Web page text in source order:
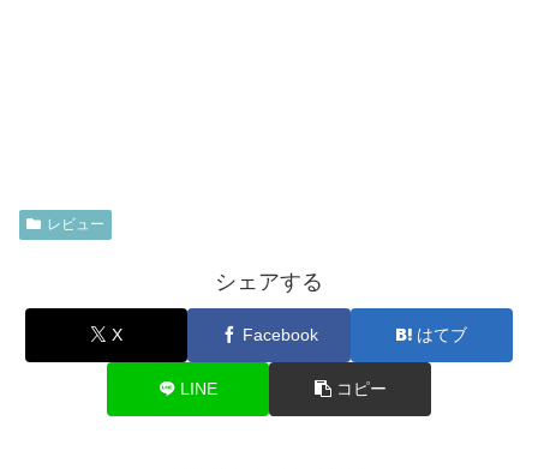
レビュー
シェアする
X Facebook はてブ
LINE コピー